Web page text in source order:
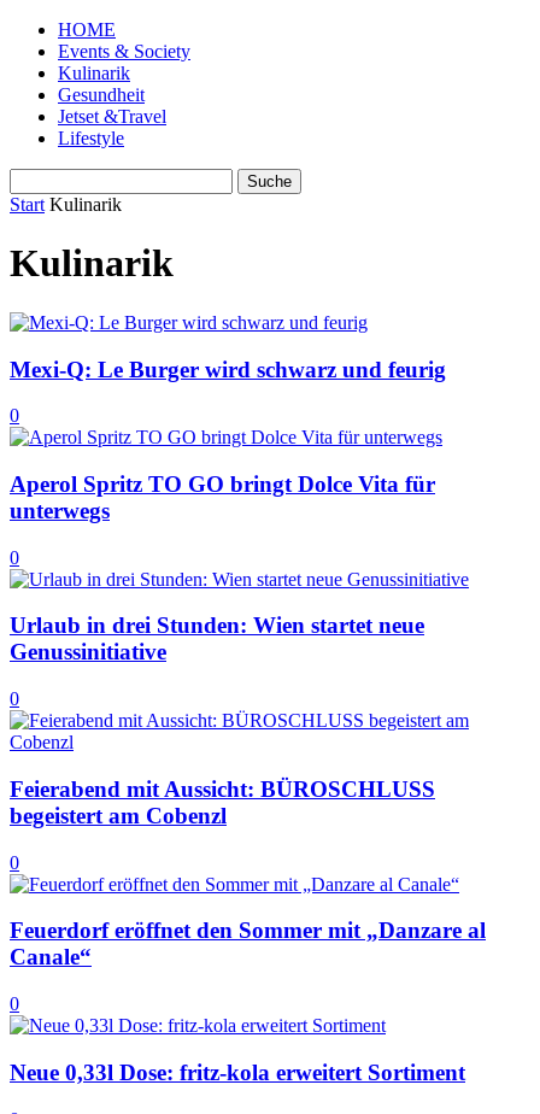
HOME
Events & Society
Kulinarik
Gesundheit
Jetset &Travel
Lifestyle
Start Kulinarik
Kulinarik
Mexi-Q: Le Burger wird schwarz und feurig
0
Aperol Spritz TO GO bringt Dolce Vita für
unterwegs
0
Urlaub in drei Stunden: Wien startet neue
Genussinitiative
0
Feierabend mit Aussicht: BÜROSCHLUSS
begeistert am Cobenzl
0
Feuerdorf eröffnet den Sommer mit „Danzare al
Canale“
0
Neue 0,33l Dose: fritz-kola erweitert Sortiment